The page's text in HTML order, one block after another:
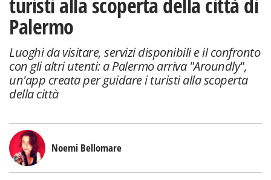
Palermo
Luoghi da visitare, servizi disponibili e il confronto
con gli altri utenti: a Palermo arriva "Aroundly",
un'app creata per guidare i turisti alla scoperta
della città
Noemi Bellomare